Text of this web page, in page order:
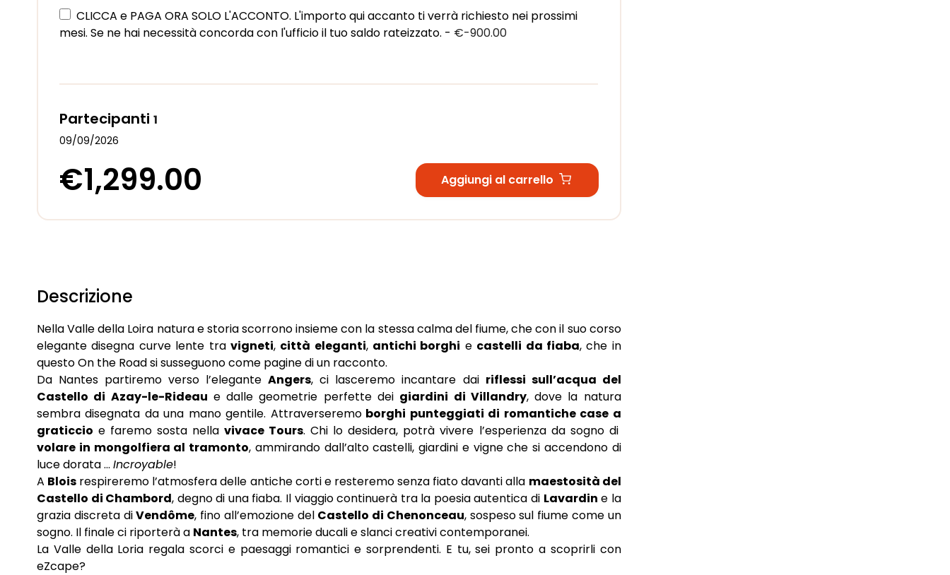
CLICCA e PAGA ORA SOLO L'ACCONTO. L'importo qui accanto ti verrà richiesto nei prossimi
mesi. Se ne hai necessità concorda con l'ufficio il tuo saldo rateizzato. - €-900.00
Partecipanti 1
09/09/2026
€1,299.00 Aggiungi al carrello
Descrizione
Nella Valle della Loira natura e storia scorrono insieme con la stessa calma del fiume, che con il suo corso
elegante disegna curve lente tra vigneti, città eleganti, antichi borghi e castelli da fiaba, che in
questo On the Road si susseguono come pagine di un racconto.
Da Nantes partiremo verso l’eleganteAngers, ci lasceremo incantare dai riflessi sull’acqua del
Castello di Azay-le-Rideau e dalle geometrie perfette dei giardini di Villandry, dove la natura
sembra disegnata da una mano gentile. Attraverseremoborghi punteggiati di romantiche case a
graticcio e faremo sosta nellavivace Tours. Chi lo desidera, potrà vivere l’esperienza da sogno di
volare in mongolfiera al tramonto, ammirando dall’alto castelli, giardini e vigne che si accendono di
luce dorata … Incroyable!
A Blois respireremo l’atmosfera delle antiche corti e resteremo senza fiato davanti alla maestosità del
Castello di Chambord, degno di una fiaba. Il viaggio continuerà tra la poesia autentica di Lavardin e la
grazia discreta diVendôme, fino all’emozione del Castello di Chenonceau, sospeso sul fiume come un
sogno. Il finale ci riporterà a Nantes, tra memorie ducali e slanci creativi contemporanei.
La Valle della Loria regala scorci e paesaggi romantici e sorprendenti. E tu, sei pronto a scoprirli con
eZcape?